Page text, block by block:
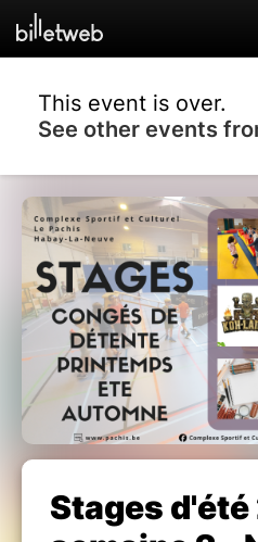
This event is over.
See other events
Stages